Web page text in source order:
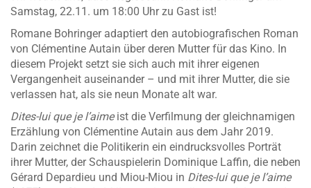
Samstag, 22.11. um 18:00 Uhr zu Gast ist!
Romane Bohringer adaptiert den autobiografischen Roman
von Clémentine Autain über deren Mutter für das Kino. In
diesem Projekt setzt sie sich auch mit ihrer eigenen
Vergangenheit auseinander – und mit ihrer Mutter, die sie
verlassen hat, als sie neun Monate alt war.
Dites-lui que je l’aimeist die Verfilmung der gleichnamigen
Erzählung von Clémentine Autain aus dem Jahr 2019.
Darin zeichnet die Politikerin ein eindrucksvolles Porträt
ihrer Mutter, der Schauspielerin Dominique Laffin, die neben
Gérard Depardieu und Miou-Miou in Dites-lui que je l’aime